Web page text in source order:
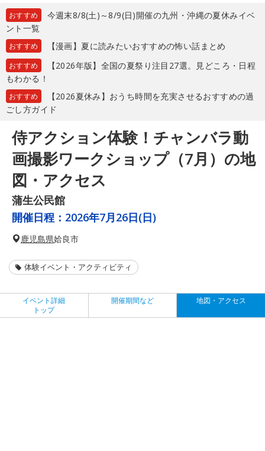
おすすめ
今週末8/8(土)～8/9(日)開催の九州・沖縄の夏休みイベ
ント一覧
おすすめ 【漫画】夏に読みたいおすすめの怖い話まとめ
おすすめ
【2026年版】全国の夏祭り注目27選。見どころ・日程
もわかる！
おすすめ
【2026夏休み】おうち時間を充実させるおすすめの過
ごし方ガイド
侍アクション体験！チャンバラ動
画撮影ワークショップ（7月）の地
図・アクセス
蒲生公民館
開催日程： 2026年7月26日(日)
鹿児島県姶良市
体験イベント・アクティビティ
イベント詳細
トップ
開催期間など 地図・アクセス